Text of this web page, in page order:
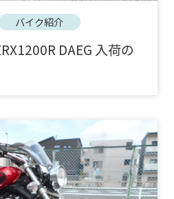
バイク紹介
DAEG 入荷の